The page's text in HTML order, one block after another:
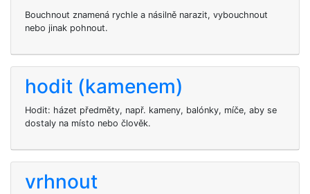
Bouchnout znamená rychle a násilně narazit, vybouchnout
nebo jinak pohnout.
hodit (kamenem)
Hodit: házet předměty, např. kameny, balónky, míče, aby se
dostaly na místo nebo člověk.
vrhnout